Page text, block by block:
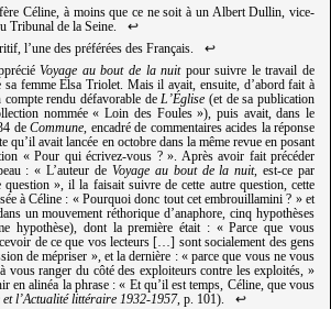
Céline, à moins que ce ne soit à un Albert Dullin, vice-
Tribunal de la Seine.
↩︎
l’une des préférées des Français.
↩︎
Voyage au bout de la nuitpour suivre le travail de
sa femme Elsa Triolet. Mais il avait, ensuite, d’abord fait à
compte rendu défavorable de L’Église (et de sa publication
nommée « Loin des Foules »), puis avait, dans le
deCommune , encadré de commentaires acides la réponse
qu’il avait lancée en octobre dans la même revue en posant
« Pour qui écrivez-vous ? ». Après avoir fait précéder
: « L’auteur de Voyage au bout de la nuit, est-ce par
question », il la faisait suivre de cette autre question, cette
à Céline : « Pourquoi donc tout cet embrouillamini ? » et
un mouvement réthorique d’anaphore, cinq hypothèses
hypothèse), dont la première était : « Parce que vous
de ce que vos lecteurs […] sont socialement des gens
de mépriser », et la dernière : « parce que vous ne vous
vous ranger du côté des exploiteurs contre les exploités, »
en alinéa la phrase : « Et qu’il est temps, Céline, que vous
et l’Actualité littéraire 1932-1957, p. 101).
↩︎